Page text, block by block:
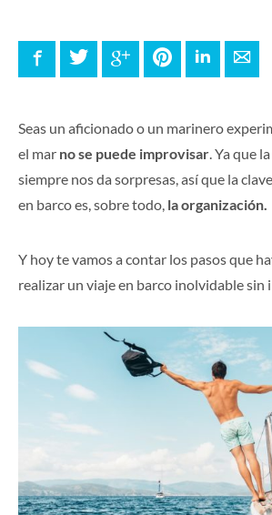
FacebookTwitter Google+ PinterestLinkedInE-
Seas un aficionado o un marinero
el mar no se puede improvisar . Ya que
siempre nos da sorpresas, así que la
en barco es, sobre todo, la organización.
Y hoy te vamos a contar los pasos que
realizar un viaje en barco inolvidable sin